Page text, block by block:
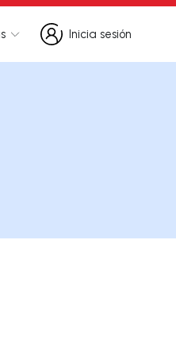
Inicia sesión
Inicia sesión